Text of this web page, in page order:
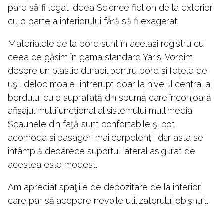
pare să fi legat ideea Science fiction de la exterior
cu o parte a interiorului fără să fi exagerat.
Materialele de la bord sunt în acelaşi registru cu
ceea ce găsim în gama standard Yaris. Vorbim
despre un plastic durabil pentru bord şi feţele de
uşi, deloc moale, întrerupt doar la nivelul central al
bordului cu o suprafaţă din spumă care înconjoară
afişajul multifuncţional al sistemului multimedia.
Scaunele din faţă sunt confortabile şi pot
acomoda şi pasageri mai corpolenţi, dar asta se
întâmplă deoarece suportul lateral asigurat de
acestea este modest.
Am apreciat spaţiile de depozitare de la interior,
care par să acopere nevoile utilizatorului obişnuit.